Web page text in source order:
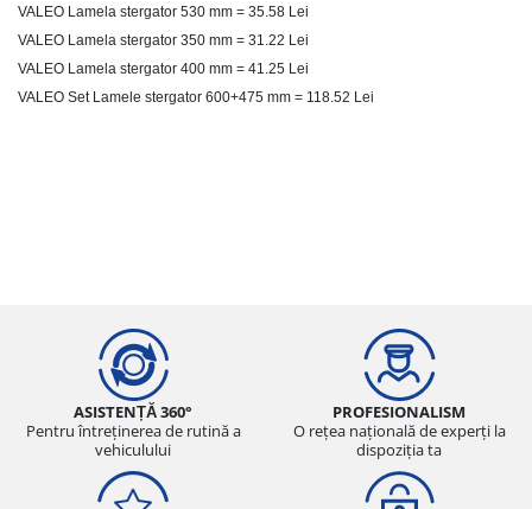
VALEO Lamela stergator 530 mm = 35.58 Lei
VALEO Lamela stergator 350 mm = 31.22 Lei
VALEO Lamela stergator 400 mm = 41.25 Lei
VALEO Set Lamele stergator 600+475 mm = 118.52 Lei
ASISTENȚĂ 360°
Pentru întreținerea de rutină a
vehiculului
PROFESIONALISM
O rețea națională de experți la
dispoziția ta